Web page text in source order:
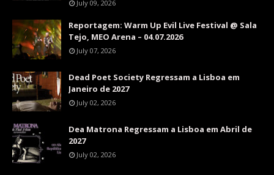
July 09, 2026
Reportagem: Warm Up Evil Live Festival @ Sala
Tejo, MEO Arena – 04.07.2026
July 07, 2026
Dead Poet Society Regressam a Lisboa em
Janeiro de 2027
July 02, 2026
Dea Matrona Regressam a Lisboa em Abril de
2027
July 02, 2026